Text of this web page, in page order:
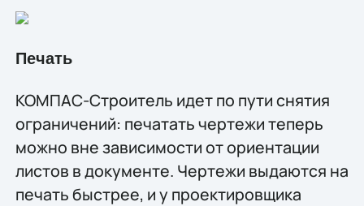
Печать
КОМПАС-Строитель идет по пути снятия
ограничений: печатать чертежи теперь
можно вне зависимости от ориентации
листов в документе. Чертежи выдаются на
печать быстрее, и у проектировщика